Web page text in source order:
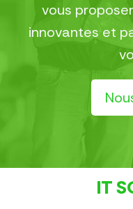
vous
innovantes et
IT